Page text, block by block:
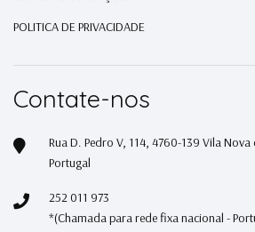
POLITICA DE PRIVACIDADE
Contate-nos
Rua D. Pedro V, 114, 4760-139 Vila
Portugal
252 011 973
*(Chamada para rede fixa nacional -